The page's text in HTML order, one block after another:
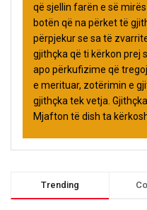
që sjellin farën e së
botën që na përket të
përpjekur se sa të
gjithçka që ti kërkon prej
apo përkufizime që
e merituar, zotërimin e
gjithçka tek vetja.
Mjafton të dish ta
Trending